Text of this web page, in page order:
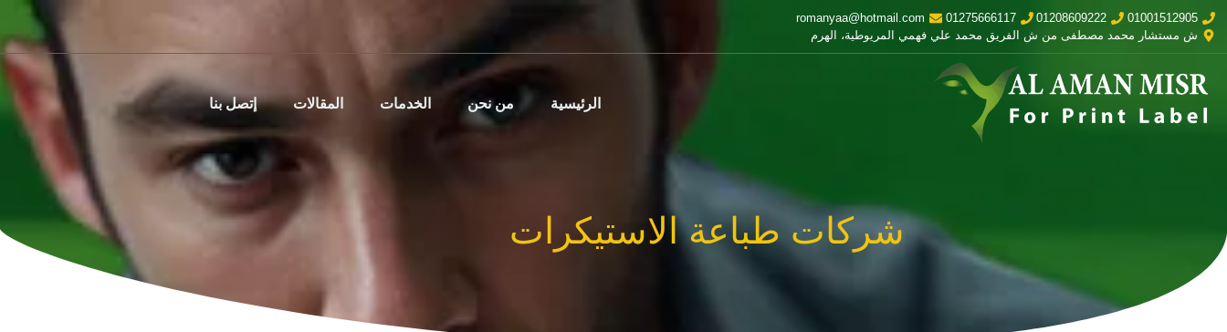
01001512905
01208609222
01275666117
romanyaa@hotmail.com
ش مستشار محمد مصطفى من ش الفريق محمد علي فهمي المريوطية، الهرم
الرئيسية من نحن الخدمات المقالات إتصل بنا
شركات طباعة الاستيكرات